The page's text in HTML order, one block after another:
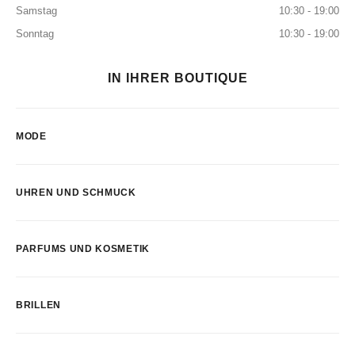
Samstag
10:30 - 19:00
Sonntag
10:30 - 19:00
IN IHRER BOUTIQUE
MODE
UHREN UND SCHMUCK
PARFUMS UND KOSMETIK
BRILLEN